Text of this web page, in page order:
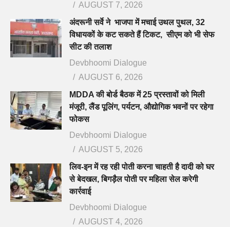
AUGUST 7, 2026
अंदरूनी सर्वे ने भाजपा में मचाई उथल पुथल, 32
विधायकों के कट सकते हैं टिकट, सीएम को भी सेफ
सीट की तलाश
Devbhoomi Dialogue
AUGUST 6, 2026
MDDA की बोर्ड बैठक में 25 प्रस्तावों को मिली
मंजूरी, लैंड पूलिंग, पर्यटन, औद्योगिक भवनों पर रहेगा
फोकस
Devbhoomi Dialogue
AUGUST 5, 2026
लिव-इन में रह रही पोती करना चाहती है दादी को घर
से बेदखल, बिगड़ैल पोती पर महिला सेल करेगी
कार्रवाई
Devbhoomi Dialogue
AUGUST 4, 2026